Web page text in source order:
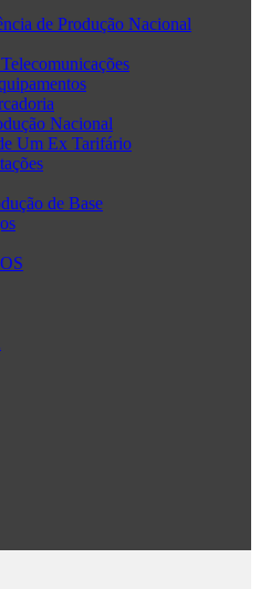
de Produção Nacional
Nacional
Um Ex Tarifário
de Base